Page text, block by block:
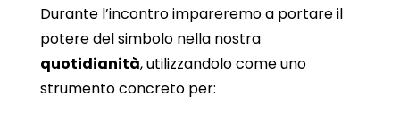
Durante l’incontro impareremo a portare il
potere del simbolo nella nostra
quotidianità, utilizzandolo come uno
strumento concreto per: